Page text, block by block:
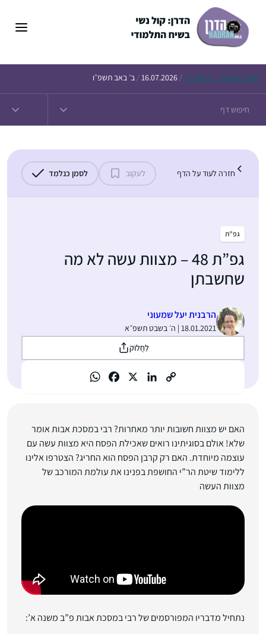
Today’s Daf – זבחים נ״ו /
16.07.2026
/ ב׳ באב תשפ״ו
חזרה לעוד על הדף לעקוב לסמן כנלמד
גפ”ת
גפ”ת 48 – מצוות עשה לא מה
שחשבתן
הרבנית יעל שמעוני
18.01.2021 | ה׳ בשבט תשפ״א
לַחֲלוֹק
האם יש מצוות חשובות יותר מאחרות? רבי במסכת אבות אומר
שלא! אולם בסוגיתינו רואים שאכילת הפסח היא מצוות עשה עם
עוצמה מיוחדת. האם רק קרבן הפסח הוא החריג? הצטרפו אלינו
ללימוד שיטת הר”י החושפת בפנינו את עולמת המורכב של
מצוות העשה
נתחיל מדבריו המפורסמים של רבי במסכת אבות פ”ב משנה א’: